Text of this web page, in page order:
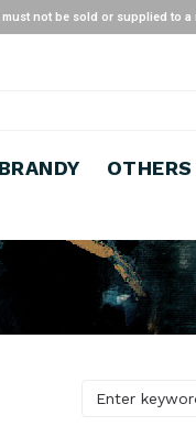
must not be sold or supplied to
BRANDY OTHERS